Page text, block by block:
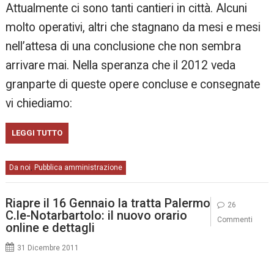
Attualmente ci sono tanti cantieri in città. Alcuni
molto operativi, altri che stagnano da mesi e mesi
nell’attesa di una conclusione che non sembra
arrivare mai. Nella speranza che il 2012 veda
granparte di queste opere concluse e consegnate
vi chiediamo:
LEGGI TUTTO
Da noi, Pubblica amministrazione
Riapre il 16 Gennaio la tratta Palermo
C.le-Notarbartolo: il nuovo orario
online e dettagli
31 Dicembre 2011
26
Commenti